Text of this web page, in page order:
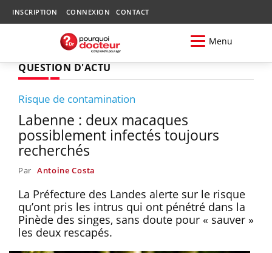
INSCRIPTION CONNEXION CONTACT
Menu
QUESTION D'ACTU
Risque de contamination
Labenne : deux macaques
possiblement infectés toujours
recherchés
Par Antoine Costa
La Préfecture des Landes alerte sur le risque
qu’ont pris les intrus qui ont pénétré dans la
Pinède des singes, sans doute pour « sauver »
les deux rescapés.